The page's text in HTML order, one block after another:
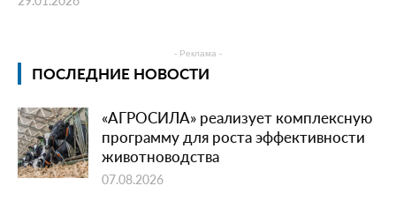
- Реклама -
ПОСЛЕДНИЕ НОВОСТИ
«АГРОСИЛА» реализует комплексную
программу для роста эффективности
животноводства
07.08.2026